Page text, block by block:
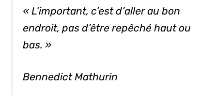
« L’important, c’est d’aller au bon
endroit, pas d’être repêché haut ou
bas. »
Bennedict Mathurin